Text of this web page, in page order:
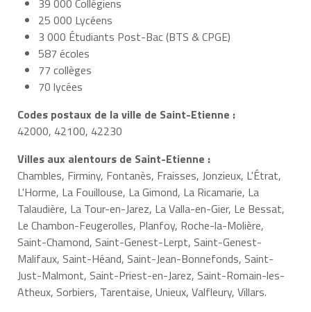
39 000 Collégiens
25 000 Lycéens
3 000 Étudiants Post-Bac (BTS & CPGE)
587 écoles
77 collèges
70 lycées
Codes postaux de la ville de Saint-Etienne :
42000, 42100, 42230
Villes aux alentours de Saint-Etienne :
Chambles, Firminy, Fontanès, Fraisses, Jonzieux, L'Étrat,
L'Horme, La Fouillouse, La Gimond, La Ricamarie, La
Talaudière, La Tour-en-Jarez, La Valla-en-Gier, Le Bessat,
Le Chambon-Feugerolles, Planfoy, Roche-la-Molière,
Saint-Chamond, Saint-Genest-Lerpt, Saint-Genest-
Malifaux, Saint-Héand, Saint-Jean-Bonnefonds, Saint-
Just-Malmont, Saint-Priest-en-Jarez, Saint-Romain-les-
Atheux, Sorbiers, Tarentaise, Unieux, Valfleury, Villars.